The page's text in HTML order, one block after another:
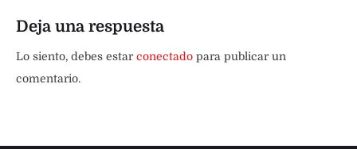
Deja una respuesta
Lo siento, debes estarconectado para publicar un
comentario.